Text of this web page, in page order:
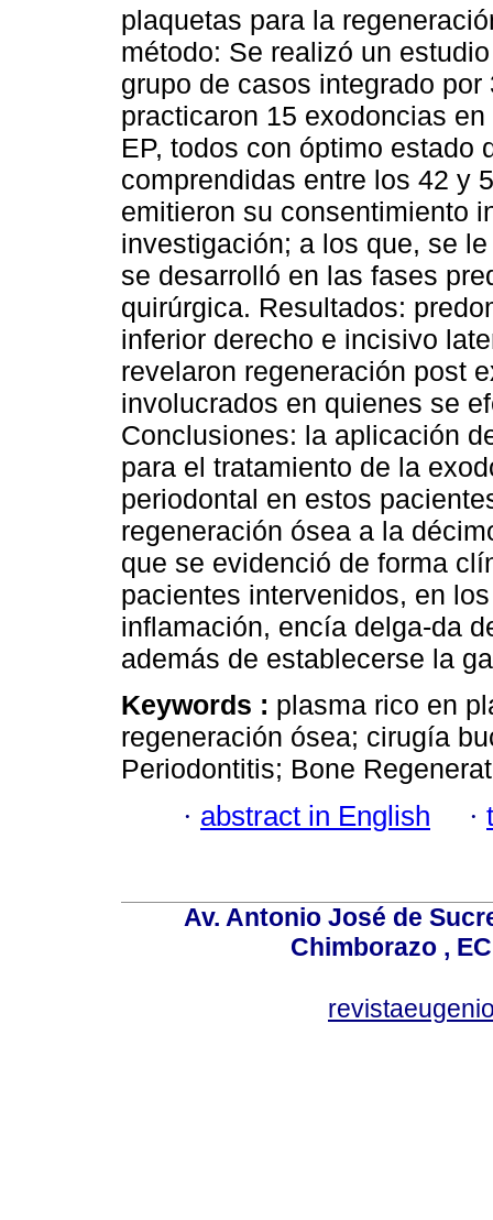
plaquetas para la
método: Se realizó un
grupo de casos integrado
practicaron 15 exodoncias
EP, todos con óptimo estado
comprendidas entre los 42 y
emitieron su consentimiento
investigación; a los que, se
se desarrolló en las fases
quirúrgica. Resultados:
inferior derecho e incisivo
revelaron regeneración post
involucrados en quienes se
Conclusiones: la aplicación
para el tratamiento de la
periodontal en estos
regeneración ósea a la
que se evidenció de forma
pacientes intervenidos, en
inflamación, encía delga-da
además de establecerse la
Keywords : plasma rico en
regeneración ósea; cirugía
Periodontitis; Bone
· abstract in English ·
Av. Antonio José de
Chimborazo ,